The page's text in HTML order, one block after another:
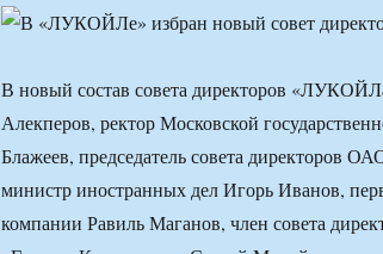
В новый состав совета директоров
Алекперов, ректор Московской
Блажеев, председатель совета директоров
министр иностранных дел Игорь Иванов,
компании Равиль Маганов, член совета